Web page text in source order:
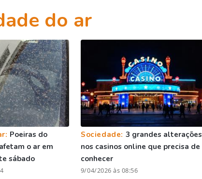
do ar
Poeiras do
o ar em
sábado
Sociedade: 3 grandes alterações
nos casinos online que precisa de
conhecer
9/04/2026 às 08:56